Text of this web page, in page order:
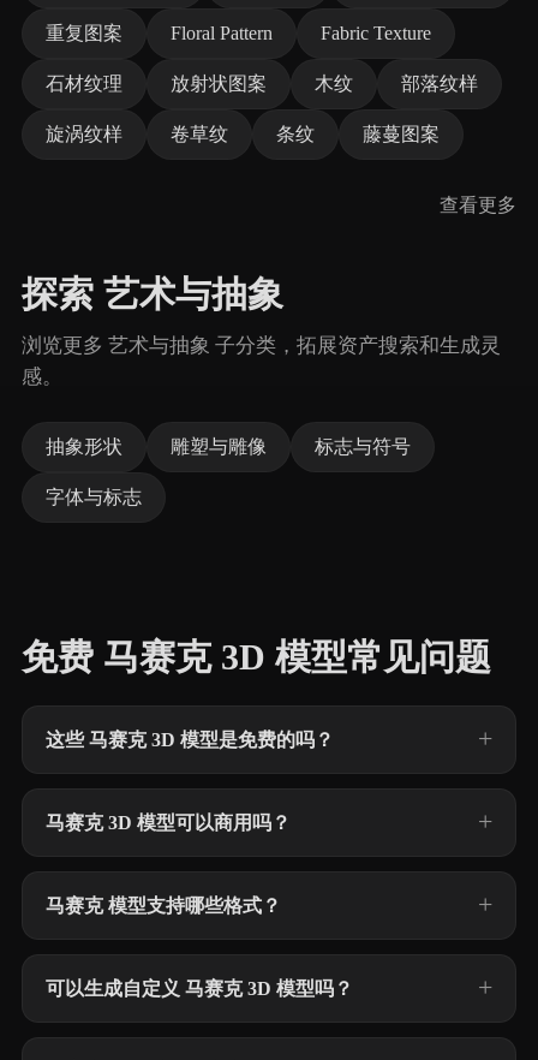
重复图案 Floral Pattern Fabric Texture
石材纹理 放射状图案 木纹 部落纹样
旋涡纹样 卷草纹 条纹 藤蔓图案
查看更多
探索 艺术与抽象
浏览更多 艺术与抽象 子分类，拓展资产搜索和生成灵
感。
抽象形状 雕塑与雕像 标志与符号
字体与标志
免费 马赛克 3D 模型常见问题
这些 马赛克 3D 模型是免费的吗？
马赛克 3D 模型可以商用吗？
马赛克 模型支持哪些格式？
可以生成自定义 马赛克 3D 模型吗？